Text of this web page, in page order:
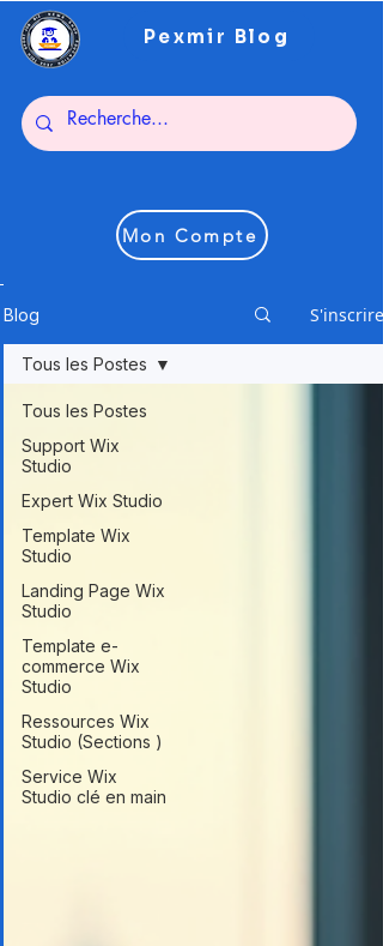
Pexmir Blog
Mon Compte
Blog S'inscrire
Tous les Postes
Support Wix
Studio
Expert Wix Studio
Template Wix
Studio
Landing Page Wix
Studio
Template e-
commerce Wix
Studio
Ressources Wix
Studio (Sections )
Service Wix
Studio clé en main
Tous les Postes